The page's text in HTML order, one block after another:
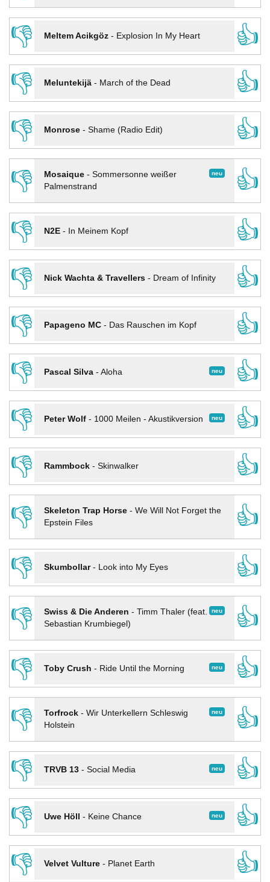
👎
Meltem Acikgöz- Explosion In My Heart
👍
👎
Meluntekijä- March of the Dead
👍
👎
Monrose- Shame (Radio Edit)
👍
👎
neu
Mosaique- Sommersonne weißer
Palmenstrand
👍
👎
N2E- In Meinem Kopf
👍
👎
Nick Wachta & Travellers- Dream of Infinity
👍
👎
Papageno MC- Das Rauschen im Kopf
👍
👎
neu
Pascal Silva- Aloha
👍
👎
neu
Peter Wolf- 1000 Meilen - Akustikversion
👍
👎
Rammbock- Skinwalker
👍
👎
Skeleton Trap Horse- We Will Not Forget the
Epstein Files
👍
👎
Skumbollar- Look into My Eyes
👍
👎
neu
Swiss & Die Anderen - Timm Thaler (feat.
Sebastian Krumbiegel)
👍
👎
neu
Toby Crush - Ride Until the Morning
👍
👎
neu
Torfrock- Wir Unterkellern Schleswig
Holstein
👍
👎
neu
TRVB 13- Social Media
👍
👎
neu
Uwe Höll - Keine Chance
👍
👎
Velvet Vulture- Planet Earth
👍